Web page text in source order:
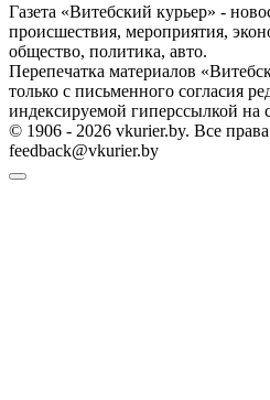
Газета «Витебский курьер» -
происшествия, мероприятия,
общество, политика, авто.
Перепечатка материалов
только с письменного согласия
индексируемой гиперссылкой на
© 1906 - 2026 vkurier.by. Все
feedback@vkurier.by